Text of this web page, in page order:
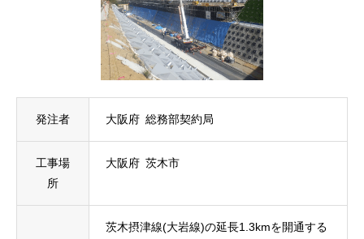
発注者 大阪府 総務部契約局
工事場
所
大阪府 茨木市
茨木摂津線(大岩線)の延長1.3kmを開通する